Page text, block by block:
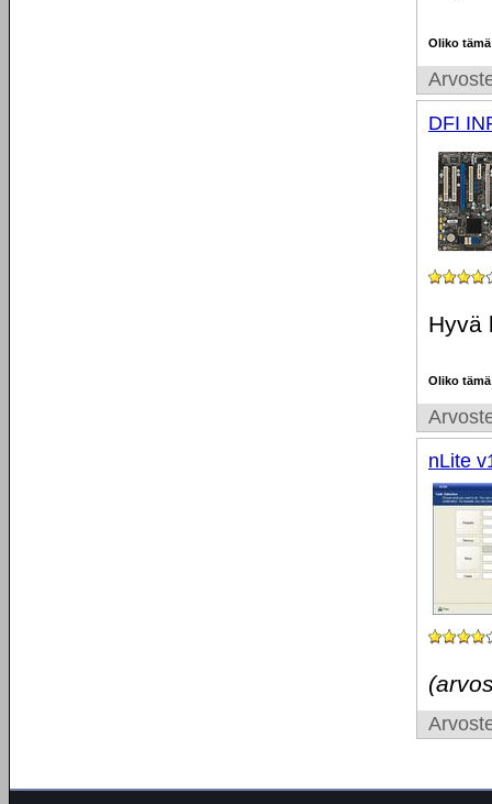
Oliko
DFI
Hyvä
Oliko
nLite